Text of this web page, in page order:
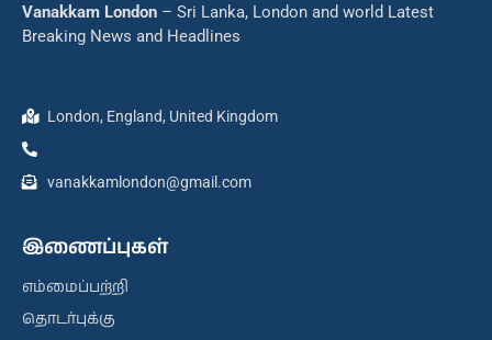
Vanakkam London – Sri Lanka, London and world Latest
Breaking News and Headlines
London, England, United Kingdom
vanakkamlondon@gmail.com
இணைப்புகள்
எம்மைப்பற்றி
தொடர்புக்கு